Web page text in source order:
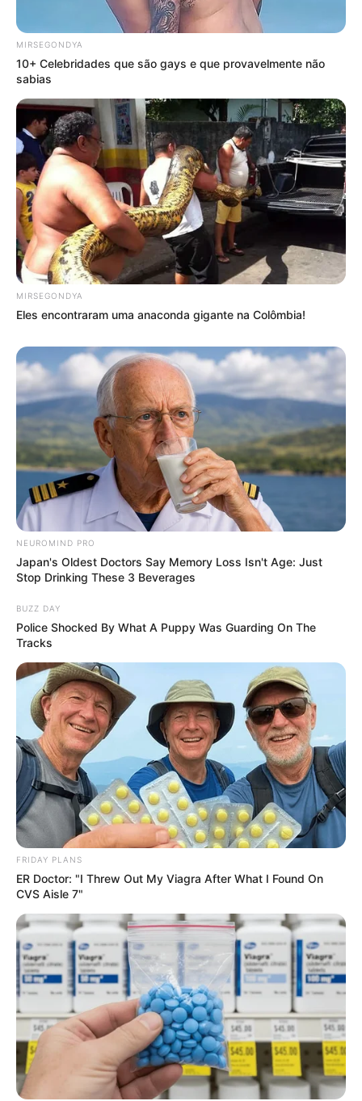
MIRSEGONDYA
10+ Celebridades que são gays e que provavelmente não
sabias
MIRSEGONDYA
Eles encontraram uma anaconda gigante na Colômbia!
NEUROMIND PRO
Japan's Oldest Doctors Say Memory Loss Isn't Age: Just
Stop Drinking These 3 Beverages
BUZZ DAY
Police Shocked By What A Puppy Was Guarding On The
Tracks
FRIDAY PLANS
ER Doctor: "I Threw Out My Viagra After What I Found On
CVS Aisle 7"